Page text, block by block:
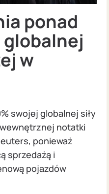
ponad
globalnej
w
swojej globalnej siły
notatki
ponieważ
sprzedażą i
pojazdów